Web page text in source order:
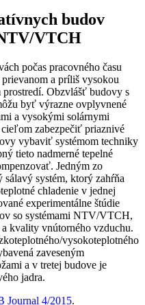
budov
VTCH
počas pracovného času
a príliš vysokou
Obzvlášť budovy s
byť výrazne ovplyvnené
a vysokými solárnymi
zabezpečiť priaznivé
vybaviť systémom techniky
tieto nadmerné tepelné
Jedným zo
systém, ktorý zahŕňa
chladenie v jednej
experimentálne štúdie
so systémami NTV/VTCH,
kvality vnútorného vzduchu.
vysokoteplotného
zaveseným
a v tretej budove je
jadra.
Journal 4/2015.